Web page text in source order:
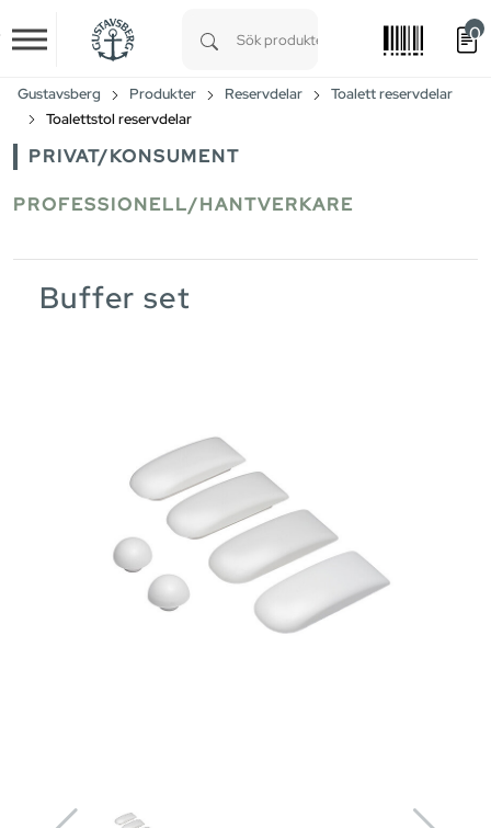
Skip to main content
0
Gustavsberg Produkter Reservdelar
Toalett reservdelar
Toalettstol reservdelar
PRIVAT/KONSUMENT
PROFESSIONELL/HANTVERKARE
Buffer set